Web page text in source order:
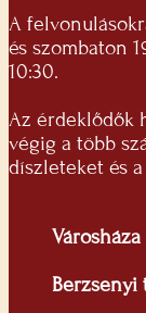
A
és szombaton
10:30.
Az érdeklődők
végig a több
díszleteket és
Berzsenyi